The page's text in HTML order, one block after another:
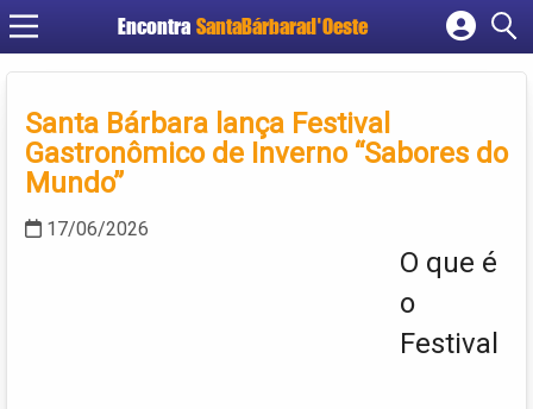
Encontra SantaBárbarad'Oeste
Cadastrar empresa
Criar conta
Santa Bárbara lança Festival
Gastronômico de Inverno “Sabores do
Mundo”
17/06/2026
O que é
o
Festival